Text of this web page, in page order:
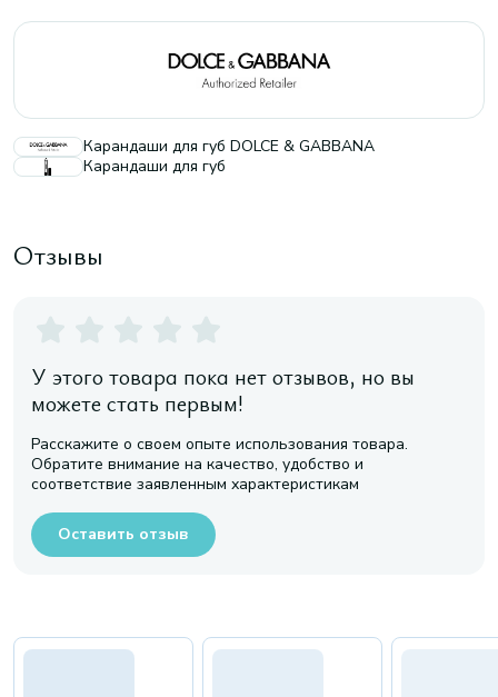
Карандаши для губ DOLCE & GABBANA
Карандаши для губ
Отзывы
У этого товара пока нет отзывов, но вы
можете стать первым!
Расскажите о своем опыте использования товара.
Обратите внимание на качество, удобство и
соответствие заявленным характеристикам
Оставить отзыв